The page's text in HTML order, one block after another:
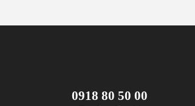
0918 80 50 00